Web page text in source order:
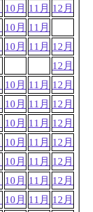
10月 11月 12月
10月 11月
10月 11月 12月
12月
10月 11月 12月
10月 11月 12月
10月 11月 12月
10月 11月 12月
10月 11月 12月
10月 11月 12月
10月 11月 12月